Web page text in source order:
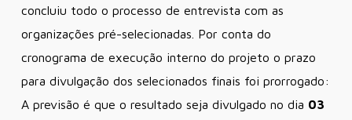
concluiu todo o processo de entrevista com as
organizações pré-selecionadas. Por conta do
cronograma de execução interno do projeto o prazo
para divulgação dos selecionados finais foi prorrogado:
A previsão é que o resultado seja divulgado no dia 03